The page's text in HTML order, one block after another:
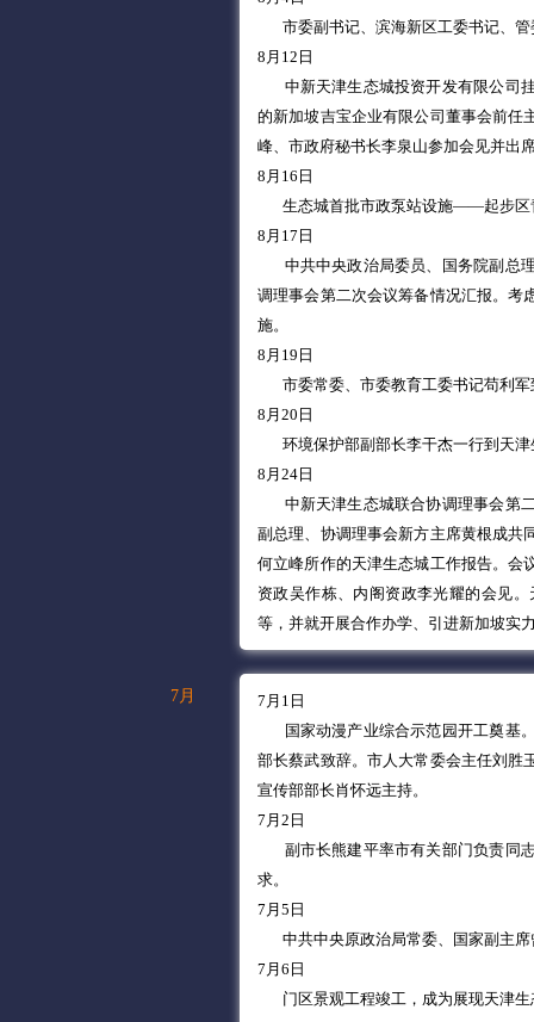
市委副书记、滨海新区工委书记、
8月12日
中新天津生态城投资开发有限公司
的新加坡吉宝企业有限公司董事会前任
峰、市政府秘书长李泉山参加会见并出
8月16日
生态城首批市政泵站设施——起步区
8月17日
中共中央政治局委员、国务院副总
调理事会第二次会议筹备情况汇报。考
施。
8月19日
市委常委、市委教育工委书记苟利
8月20日
环境保护部副部长李干杰一行到天
8月24日
中新天津生态城联合协调理事会第
副总理、协调理事会新方主席黄根成共
何立峰所作的天津生态城工作报告。会
资政吴作栋、内阁资政李光耀的会见
等，并就开展合作办学、引进新加坡实
7月
7月1日
国家动漫产业综合示范园开工奠基。
部长蔡武致辞。市人大常委会主任刘胜
宣传部部长肖怀远主持。
7月2日
副市长熊建平率市有关部门负责同
求。
7月5日
中共中央原政治局常委、国家副主
7月6日
门区景观工程竣工，成为展现天津